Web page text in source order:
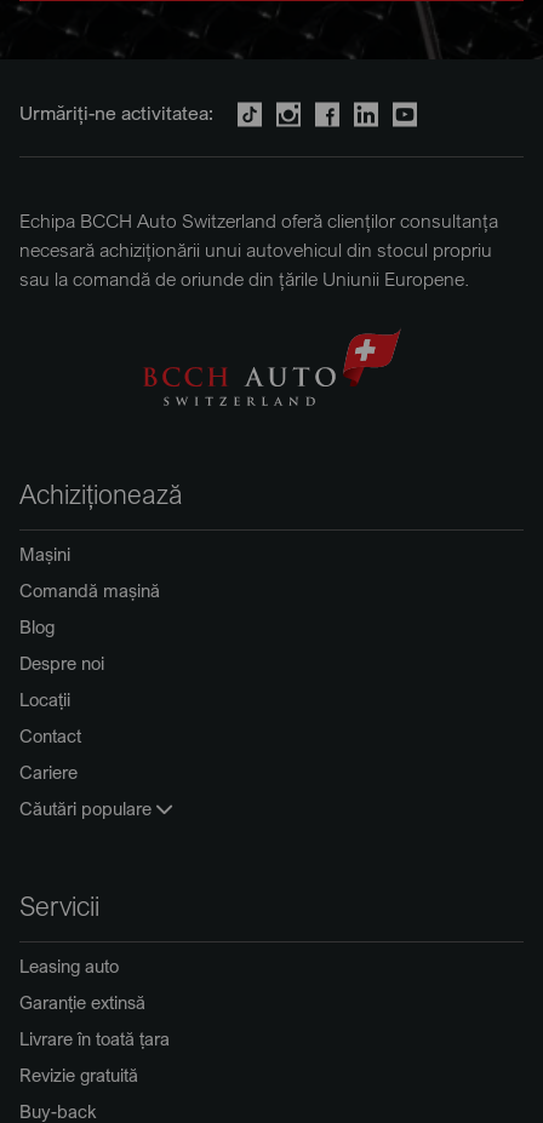
Urmăriți-ne activitatea:
Echipa BCCH Auto Switzerland oferă clienților consultanța
necesară achiziționării unui autovehicul din stocul propriu
sau la comandă de oriunde din țările Uniunii Europene.
Achiziționează
Mașini
Comandă mașină
Blog
Despre noi
Locații
Contact
Cariere
Căutări populare
Servicii
Leasing auto
Garanție extinsă
Livrare în toată țara
Revizie gratuită
Buy-back